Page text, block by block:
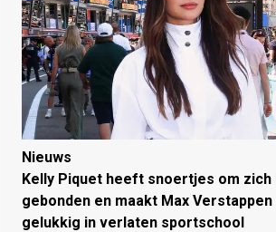
Nieuws
Kelly Piquet heeft snoertjes om zich
gebonden en maakt Max
gelukkig in verlaten sportschool